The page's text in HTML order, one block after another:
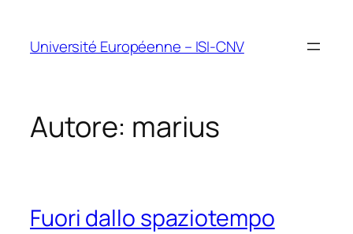
contenuto
Université Européenne – ISI-CNV
Autore: marius
Fuori dallo spaziotempo